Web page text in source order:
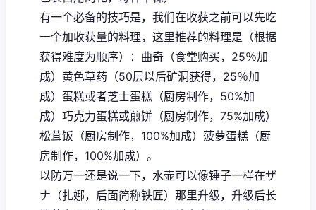
有一个必备的技巧是，我们在收获之前可以先吃
一个加收获量的料理，这里推荐的料理是（根据
获得难度为顺序）：曲奇（食堂购买，25％加
成）黄色草药（50层以后矿洞获得，25％加
成）蛋糕或者芝士蛋糕（厨房制作，50%加
成）巧克力蛋糕或煎饼（厨房制作，75%加成）
松茸饭（厨房制作，100%加成）菠萝蛋糕（厨
房制作，100%加成）。
以防万一还是说一下，水壶可以像锤子一样在ザ
ナ（扎娜，后面简称铁匠）那里升级，升级后长